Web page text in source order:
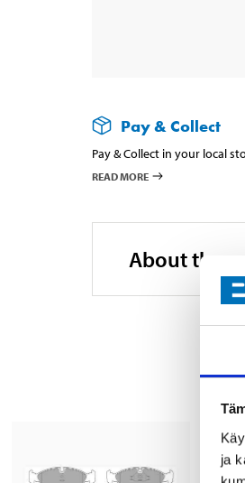
ja
Pay & Collect
Pay & Collect in your local
READ MORE
About the